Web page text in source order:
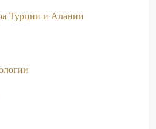
Турции и Алании